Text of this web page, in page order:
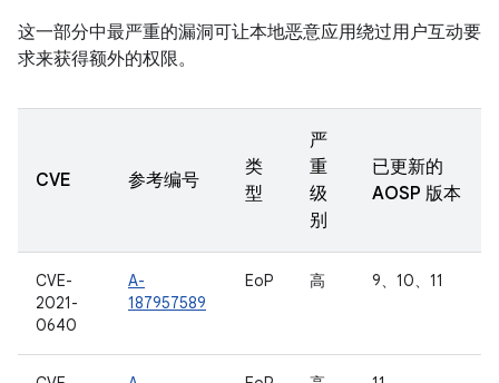
这一部分中最严重的漏洞可让本地恶意应用绕过用户互动要
求来获得额外的权限。
CVE 参考编号
类
型
严
重
级
别
已更新的
AOSP 版本
CVE-
2021-
0640
A-
187957589
EoP 高 9、10、11